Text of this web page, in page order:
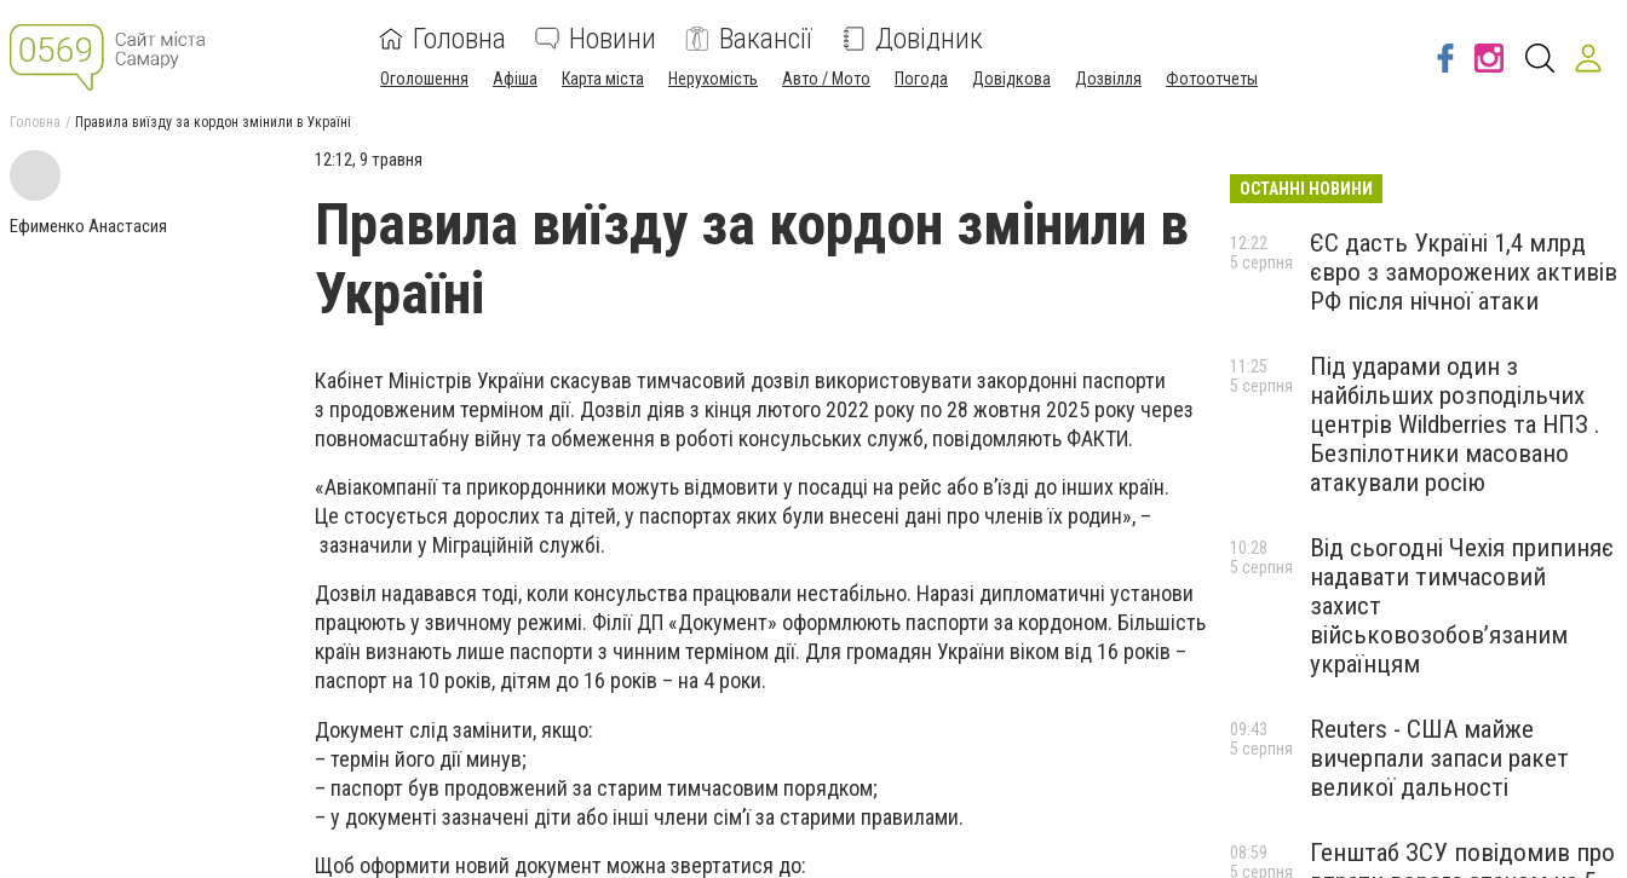
Головна Новини Вакансії Довідник
Оголошення Афіша Карта міста Нерухомість Авто / Мото Погода Довідкова Дозвілля Фотоотчеты
Головна Правила виїзду за кордон змінили в Україні
Ефименко Анастасия
12:12, 9 травня
Правила виїзду за кордон змінили в
Україні
Кабінет Міністрів України скасував тимчасовий дозвіл використовувати закордонні паспорти
з продовженим терміном дії. Дозвіл діяв з кінця лютого 2022 року по 28 жовтня 2025 року через
повномасштабну війну та обмеження в роботі консульських служб, повідомляють ФАКТИ.
«Авіакомпанії та прикордонники можуть відмовити у посадці на рейс або в’їзді до інших країн.
Це стосується дорослих та дітей, у паспортах яких були внесені дані про членів їх родин», –
зазначили у Міграційній службі.
Дозвіл надавався тоді, коли консульства працювали нестабільно. Наразі дипломатичні установи
працюють у звичному режимі. Філії ДП «Документ» оформлюють паспорти за кордоном. Більшість
країн визнають лише паспорти з чинним терміном дії. Для громадян України віком від 16 років –
паспорт на 10 років, дітям до 16 років – на 4 роки.
Документ слід замінити, якщо:
– термін його дії минув;
– паспорт був продовжений за старим тимчасовим порядком;
– у документі зазначені діти або інші члени сім’ї за старими правилами.
Щоб оформити новий документ можна звертатися до:
ОСТАННІ НОВИНИ
ЄС дасть Україні 1,4 млрд
євро з заморожених активів
РФ після нічної атаки
12:22
5 серпня
Під ударами один з
найбільших розподільчих
центрів Wildberries та НПЗ .
Безпілотники масовано
атакували росію
11:25
5 серпня
Від сьогодні Чехія припиняє
надавати тимчасовий
захист
військовозобов’язаним
українцям
10:28
5 серпня
Reuters - США майже
вичерпали запаси ракет
великої дальності
09:43
5 серпня
Генштаб ЗСУ повідомив про
08:59
5 серпня